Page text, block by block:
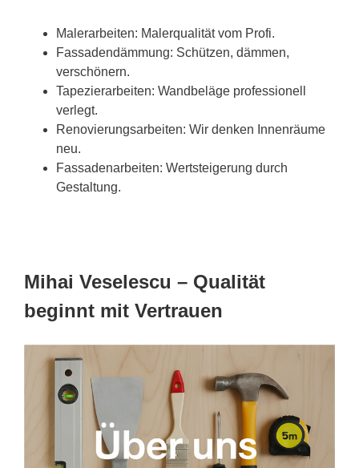
Malerarbeiten: Malerqualität vom Profi.
Fassadendämmung: Schützen, dämmen,
verschönern.
Tapezierarbeiten: Wandbeläge professionell
verlegt.
Renovierungsarbeiten: Wir denken Innenräume
neu.
Fassadenarbeiten: Wertsteigerung durch
Gestaltung.
Mihai Veselescu – Qualität
beginnt mit Vertrauen